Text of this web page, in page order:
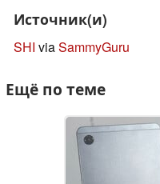
Источник(и)
SHI viaSammyGuru
Ещё по теме